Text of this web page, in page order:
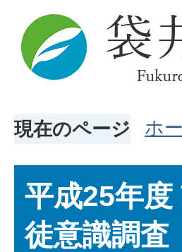
現在のページ ホ
平成25年
徒意識調査